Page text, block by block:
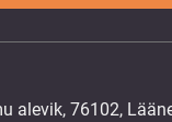
alevik, 76102,